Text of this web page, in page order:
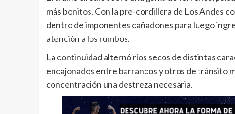
más bonitos. Con la pre-cordillera de Los Andes
dentro de imponentes cañadones para luego
atención a los rumbos.
La continuidad alternó ríos secos de distintas
encajonados entre barrancos y otros de tránsito
concentración una destreza necesaria.